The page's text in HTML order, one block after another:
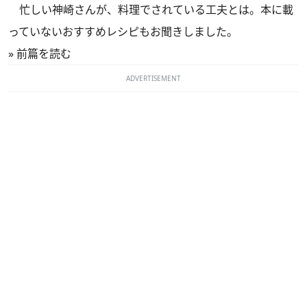
忙しい神崎さんが、料理でされている工夫とは。本に載
っていないおすすめレシピもお聞きしました。
»前篇を読む
ADVERTISEMENT